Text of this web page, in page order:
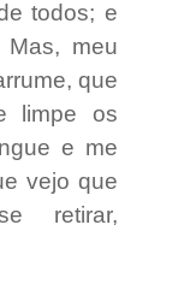
todos; e
Mas, meu
que
limpe os
e me
vejo que
retirar,